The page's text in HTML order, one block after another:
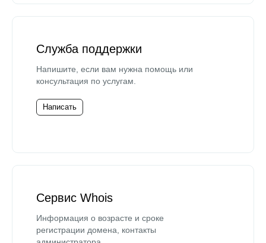
Служба поддержки
Напишите, если вам нужна помощь или
консультация по услугам.
Написать
Сервис Whois
Информация о возрасте и сроке
регистрации домена, контакты